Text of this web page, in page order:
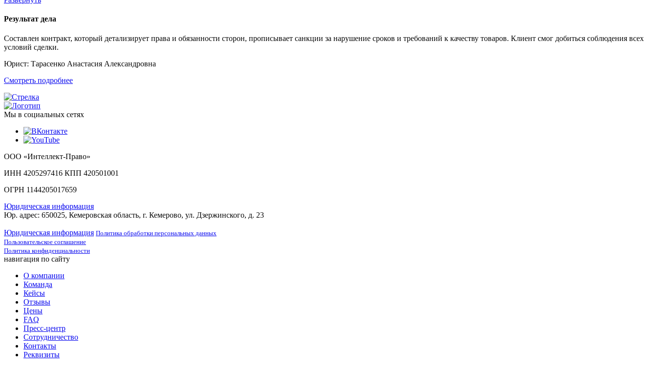
Результат дела
Составлен контракт, который детализирует права и обязанности сторон, прописывает санкции за нарушение сроков и требований к качеству товаров. Клиент смог добиться соблюдения всех
условий сделки.
Юрист: Тарасенко Анастасия Александровна
Смотреть подробнее
Мы в социальных сетях
ООО «Интеллект-Право»
ИНН 4205297416 КПП 420501001
ОГРН 1144205017659
Юридическая информация
Юр. адрес: 650025, Кемеровская область, г. Кемерово, ул. Дзержинского, д. 23
Юридическая информация Политика обработки персональных данных
Пользовательское соглашение
Политика конфиденциальности
навигация по сайту
О компании
Команда
Кейсы
Отзывы
Цены
FAQ
Пресс-центр
Сотрудничество
Контакты
Реквизиты